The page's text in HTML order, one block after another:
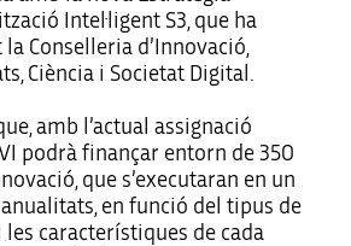
Intel·ligent S3, que ha
Conselleria d’Innovació,
Ciència i Societat Digital.
amb l’actual assignació
podrà finançar entorn de 350
que s’executaran en un
en funció del tipus de
característiques de cada